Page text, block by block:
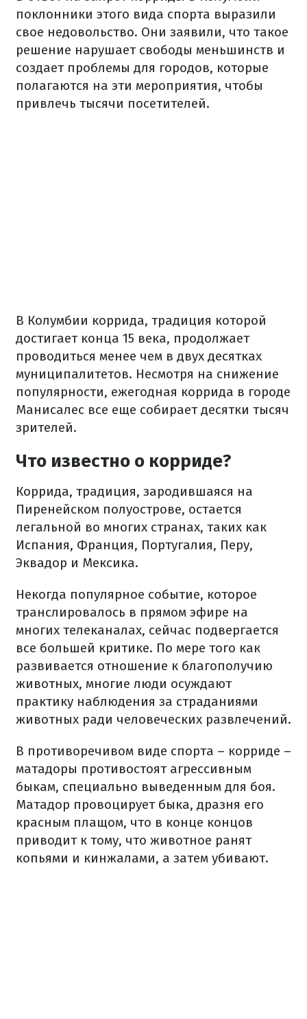
поклонники этого вида спорта выразили
свое недовольство. Они заявили, что такое
решение нарушает свободы меньшинств и
создает проблемы для городов, которые
полагаются на эти мероприятия, чтобы
привлечь тысячи посетителей.
В Колумбии коррида, традиция которой
достигает конца 15 века, продолжает
проводиться менее чем в двух десятках
муниципалитетов. Несмотря на снижение
популярности, ежегодная коррида в городе
Манисалес все еще собирает десятки тысяч
зрителей.
Что известно о корриде?
Коррида, традиция, зародившаяся на
Пиренейском полуострове, остается
легальной во многих странах, таких как
Испания, Франция, Португалия, Перу,
Эквадор и Мексика.
Некогда популярное событие, которое
транслировалось в прямом эфире на
многих телеканалах, сейчас подвергается
все большей критике. По мере того как
развивается отношение к благополучию
животных, многие люди осуждают
практику наблюдения за страданиями
животных ради человеческих развлечений.
В противоречивом виде спорта – корриде –
матадоры противостоят агрессивным
быкам, специально выведенным для боя.
Матадор провоцирует быка, дразня его
красным плащом, что в конце концов
приводит к тому, что животное ранят
копьями и кинжалами, а затем убивают.